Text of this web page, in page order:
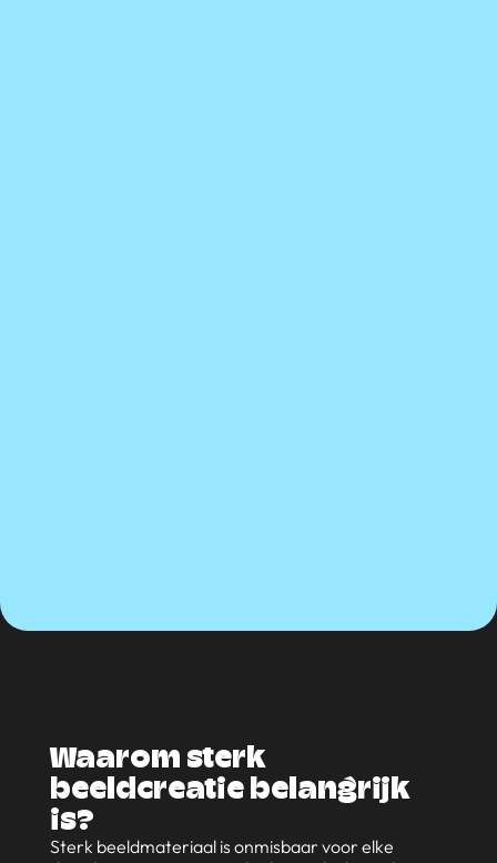
Waarom sterk
beeldcreatie belangrijk
is?
Sterk beeldmateriaal is onmisbaar voor elke